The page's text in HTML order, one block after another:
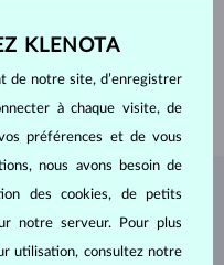
KLENOTA
KLENOTA
de notre site, d’enregistrer
à chaque visite, de
préférences et de vous
nous avons besoin de
des cookies, de petits
notre serveur. Pour plus
utilisation, consultez notre